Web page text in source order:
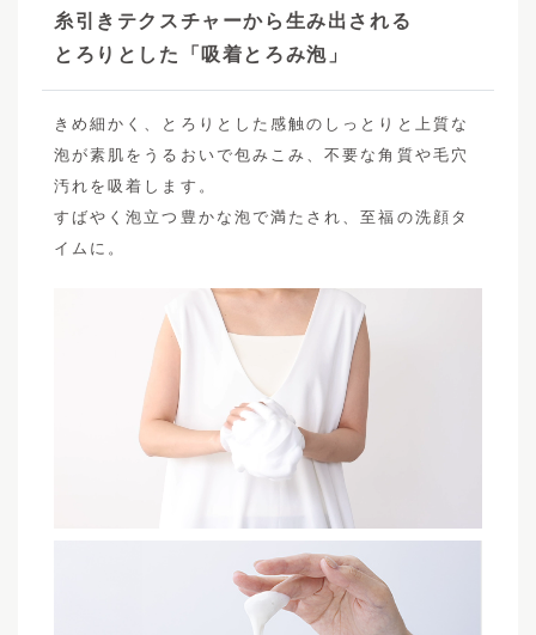
糸引きテクスチャーから生み出される
とろりとした「吸着とろみ泡」
きめ細かく、とろりとした感触のしっとりと上質な
泡が素肌をうるおいで包みこみ、不要な角質や毛穴
汚れを吸着します。
すばやく泡立つ豊かな泡で満たされ、至福の洗顔タ
イムに。